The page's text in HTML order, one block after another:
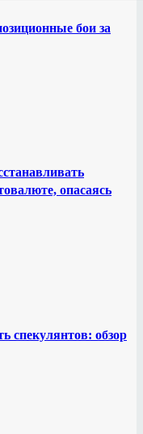
бои за
опасаясь
спекулянтов: обзор